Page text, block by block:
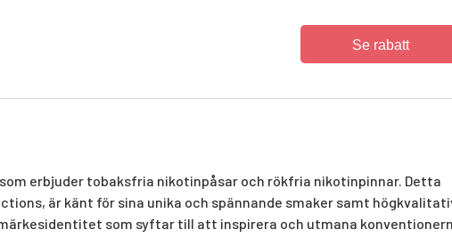
Se rabatt
erbjuder tobaksfria nikotinpåsar och rökfria nikotinpinnar. Detta
är känt för sina unika och spännande smaker samt
som syftar till att inspirera och utmana